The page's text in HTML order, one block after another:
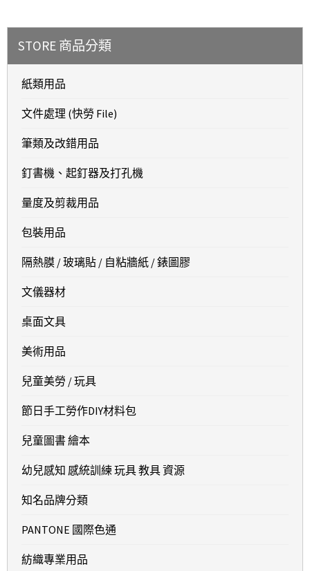
STORE 商品分類
紙類用品
文件處理 (快勞 File)
筆類及改錯用品
釘書機、起釘器及打孔機
量度及剪裁用品
包裝用品
隔熱膜 / 玻璃貼 / 自粘牆紙 / 錶圖膠
文儀器材
桌面文具
美術用品
兒童美勞 / 玩具
節日手工勞作DIY材料包
兒童圖書 繪本
幼兒感知 感統訓練 玩具 教具 資源
知名品牌分類
PANTONE 國際色通
紡織專業用品